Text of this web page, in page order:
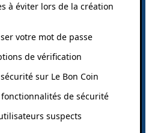
à éviter lors de la création
votre mot de passe
de vérification
sur Le Bon Coin
de sécurité
suspects